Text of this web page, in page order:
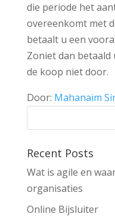
die periode het
overeenkomt met
betaalt u een
Zoniet dan
de koop niet door.
Door: Mahanaïm
Recent Posts
Wat is agile en
organisaties
Online Bijsluiter